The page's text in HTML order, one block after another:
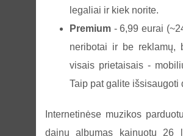
legaliai ir kiek norite.
Premium - 6,99 eurai
neribotai ir be reklamų,
visais prietaisais -
Taip pat galite išsisaugoti
Internetinėse muzikos
dainų albumas kainuotų 26